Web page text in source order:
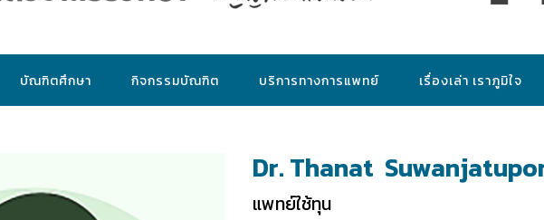
บัณฑิตศึกษา กิจกรรมบัณฑิต บริการทางการแพทย์ เรื่องเล่า เราภูมิใจ
Dr. Thanat
แพทย์ใช้ทุน